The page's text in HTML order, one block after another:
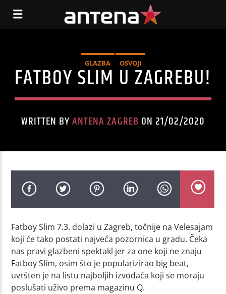
GLAZBA OSVOJI
FATBOY SLIM U ZAGREBU!
WRITTEN BYANTENA ZAGREB ON 21/02/2020
Fatboy Slim 7.3. dolazi u Zagreb, točnije na Velesajam
koji će tako postati najveća pozornica u gradu. Čeka
nas pravi glazbeni spektakl jer za one koji ne znaju
Fatboy Slim, osim što je popularizirao big beat,
uvršten je na listu najboljih izvođača koji se moraju
poslušati uživo prema magazinu Q.